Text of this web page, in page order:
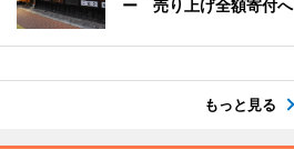
ー 売り上げ全額寄付へ
もっと見る